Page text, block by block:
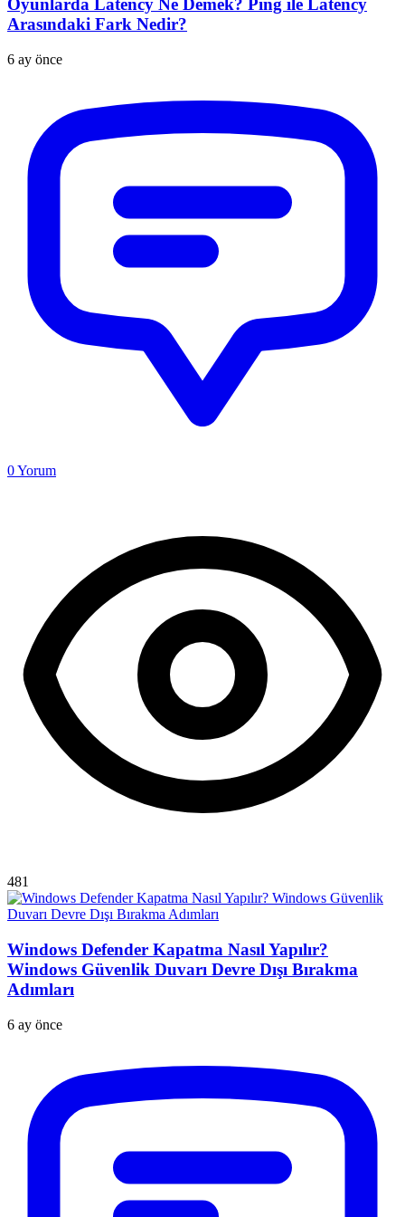
Oyunlarda Latency Ne Demek? Ping ile Latency
Arasındaki Fark Nedir?
6 ay önce
0Yorum
481
Windows Defender Kapatma Nasıl Yapılır?
Windows Güvenlik Duvarı Devre Dışı Bırakma
Adımları
6 ay önce